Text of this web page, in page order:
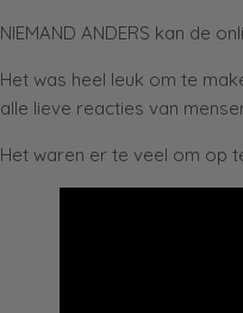
NIEMAND ANDERS kan de
Het was heel leuk om te
alle lieve reacties van
Het waren er te veel om op